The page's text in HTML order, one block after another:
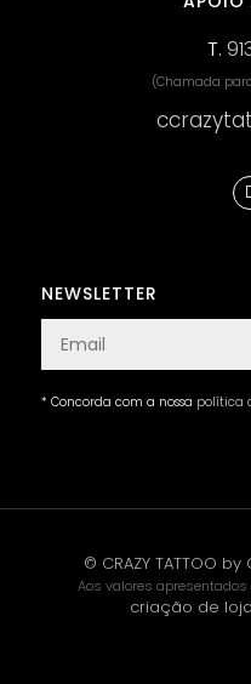
T.
(Chamada
NEWSLETTER
* Concorda com a nossa política
© CRAZY TATTOO by
Aos valores apresentados
criação de